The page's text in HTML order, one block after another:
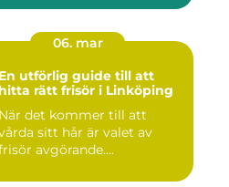
06. mar
En utförlig guide till att
hitta rätt frisör i Linköping
När det kommer till att
sitt hår är valet av
avgörande....